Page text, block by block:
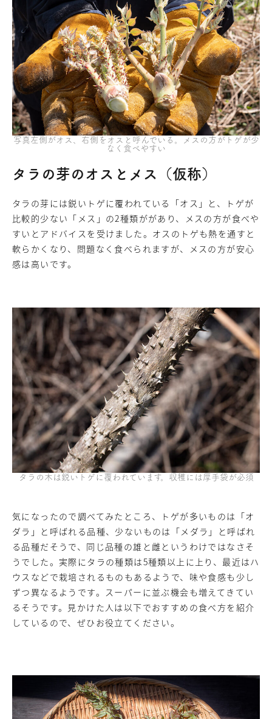
写真左側がオス、右側をオスと呼んでいる。メスの方がトゲが少
なく食べやすい
タラの芽のオスとメス（仮称）
タラの芽には鋭いトゲに覆われている「オス」と、トゲが
比較的少ない「メス」の2種類ががあり、メスの方が食べや
すいとアドバイスを受けました。オスのトゲも熱を通すと
軟らかくなり、問題なく食べられますが、メスの方が安心
感は高いです。
タラの木は鋭いトゲに覆われています。収穫には厚手袋が必須
気になったので調べてみたところ、トゲが多いものは「オ
ダラ」と呼ばれる品種、少ないものは「メダラ」と呼ばれ
る品種だそうで、同じ品種の雄と雌というわけではなさそ
うでした。実際にタラの種類は5種類以上に上り、最近はハ
ウスなどで栽培されるものもあるようで、味や食感も少し
ずつ異なるようです。スーパーに並ぶ機会も増えてきてい
るそうです。見かけた人は以下でおすすめの食べ方を紹介
しているので、ぜひお役立てください。